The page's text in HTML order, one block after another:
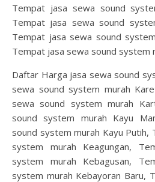
Tempat jasa sewa sound
Tempat jasa sewa sound
Tempat jasa sewa sound
Tempat jasa sewa sound system
Daftar Harga jasa sewa sound
sewa sound system murah
sewa sound system murah
sound system murah Kayu
sound system murah Kayu Putih,
system murah Keagungan,
system murah Kebagusan,
system murah Kebayoran Baru,